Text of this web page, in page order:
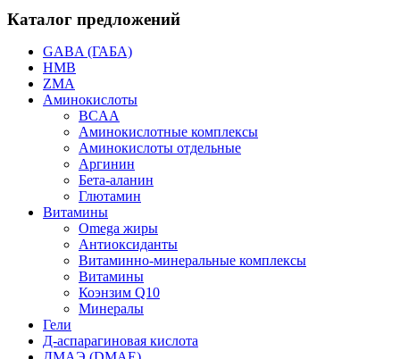
Каталог предложений
GABA (ГАБА)
HMB
ZMA
Аминокислоты
BCAA
Аминокислотные комплексы
Аминокислоты отдельные
Аргинин
Бета-аланин
Глютамин
Витамины
Omega жиры
Антиоксиданты
Витаминно-минеральные комплексы
Витамины
Коэнзим Q10
Минералы
Гели
Д-аспарагиновая кислота